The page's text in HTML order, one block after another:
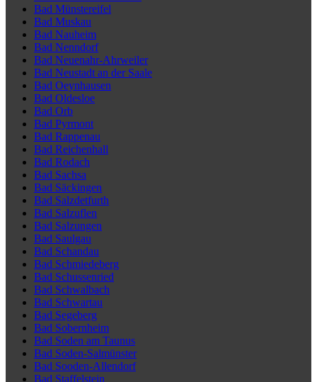
Bad Münstereifel
Bad Muskau
Bad Nauheim
Bad Nenndorf
Bad Neuenahr-Ahrweiler
Bad Neustadt an der Saale
Bad Oeynhausen
Bad Oldesloe
Bad Orb
Bad Pyrmont
Bad Rappenau
Bad Reichenhall
Bad Rodach
Bad Sachsa
Bad Säckingen
Bad Salzdetfurth
Bad Salzuflen
Bad Salzungen
Bad Saulgau
Bad Schandau
Bad Schmiedeberg
Bad Schussenried
Bad Schwalbach
Bad Schwartau
Bad Segeberg
Bad Sobernheim
Bad Soden am Taunus
Bad Soden-Salmünster
Bad Sooden-Allendorf
Bad Staffelstein